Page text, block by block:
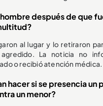
después de que
al lugar y lo retiraron
agredido. La noticia no
o recibió atención médica.
hacer si se presencia un
un menor?